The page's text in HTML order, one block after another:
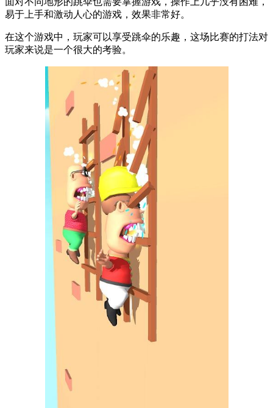
易于上手和激动人心的游戏，效果非常好。
在这个游戏中，玩家可以享受跳伞的乐趣，这场比赛的打法对
玩家来说是一个很大的考验。